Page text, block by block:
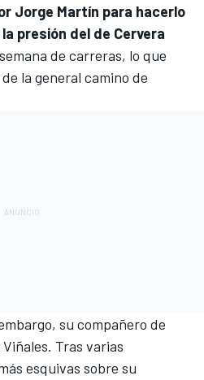
Jorge Martín para hacerlo
presión del de Cervera
de carreras, lo que
la general camino de
su compañero de
. Tras varias
esquivas sobre su